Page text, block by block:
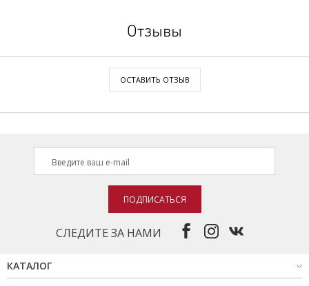
Отзывы
ОСТАВИТЬ ОТЗЫВ
СЛЕДИТЕ ЗА НАМИ
ПОДПИСАТЬСЯ
КАТАЛОГ